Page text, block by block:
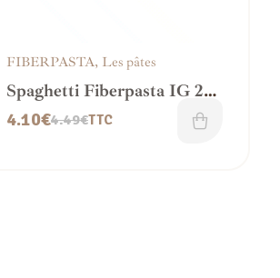
FIBERPASTA, Les pâtes
Spaghetti Fiberpasta IG 23
– Riche en fibres
4.49€
4.10€ TTC